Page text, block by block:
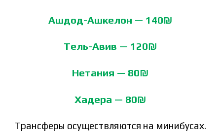
Ашдод-Ашкелон — 140₪
Тель-Авив — 120₪
Нетания — 80₪
Хадера — 80₪
Трансферы осуществляются на минибусах.